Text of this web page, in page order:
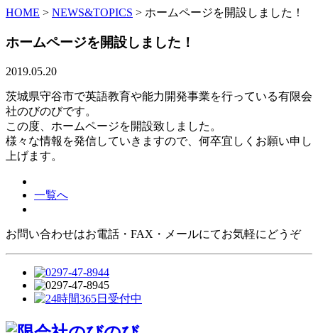
HOME > NEWS&TOPICS > ホームページを開設しました！
ホームページを開設しました！
2019.05.20
茨城県守谷市で英語教育や能力開発事業を行っている有限会
社のびのびです。
この度、ホームページを開設致しました。
様々な情報を発信していきますので、何卒宜しくお願い申し
上げます。
一覧へ
お問い合わせはお電話・FAX・メールにてお気軽にどうぞ